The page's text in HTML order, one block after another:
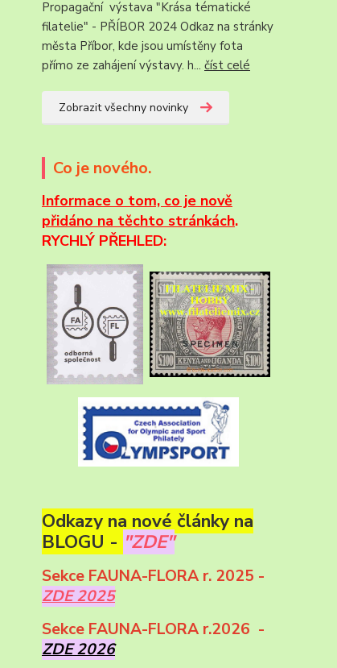
Propagační výstava "Krása tématické
filatelie" - PŘÍBOR 2024 Odkaz na stránky
města Příbor, kde jsou umístěny fota
přímo ze zahájení výstavy. h... číst celé
Zobrazit všechny novinky
Co je nového.
Informace o tom, co je nově
přidáno na těchto stránkách.
RYCHLÝ PŘEHLED:
Odkazy na nové články na
BLOGU - "ZDE"
Sekce FAUNA-FLORA r. 2025 -
ZDE 2025
Sekce FAUNA-FLORA r.2026 -
ZDE 2026